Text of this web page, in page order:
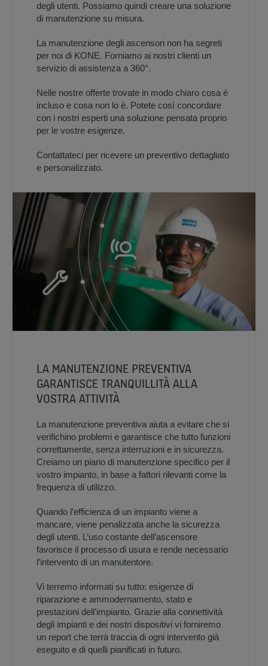
degli utenti. Possiamo quindi creare una soluzione
di manutenzione su misura.
La manutenzione degli ascensori non ha segreti
per noi di KONE. Forniamo ai nostri clienti un
servizio di assistenza a 360°.
Nelle nostre offerte trovate in modo chiaro cosa è
incluso e cosa non lo è. Potete così concordare
con i nostri esperti una soluzione pensata proprio
per le vostre esigenze.
Contattateci per ricevere un preventivo dettagliato
e personalizzato.
LA MANUTENZIONE PREVENTIVA
GARANTISCE TRANQUILLITÀ ALLA
VOSTRA ATTIVITÀ
La manutenzione preventiva aiuta a evitare che si
verifichino problemi e garantisce che tutto funzioni
correttamente, senza interruzioni e in sicurezza.
Creiamo un piano di manutenzione specifico per il
vostro impianto, in base a fattori rilevanti come la
frequenza di utilizzo.
Quando l’efficienza di un impianto viene a
mancare, viene penalizzata anche la sicurezza
degli utenti. L’uso costante dell’ascensore
favorisce il processo di usura e rende necessario
l’intervento di un manutentore.
Vi terremo informati su tutto: esigenze di
riparazione e ammodernamento, stato e
prestazioni dell’impianto. Grazie alla connettività
degli impianti e dei nostri dispositivi vi forniremo
un report che terrà traccia di ogni intervento già
eseguito e di quelli pianificati in futuro.